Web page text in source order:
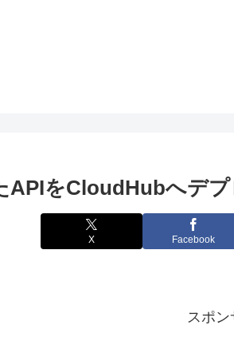
APIをCloudHubへデプ
X Facebook
スポ